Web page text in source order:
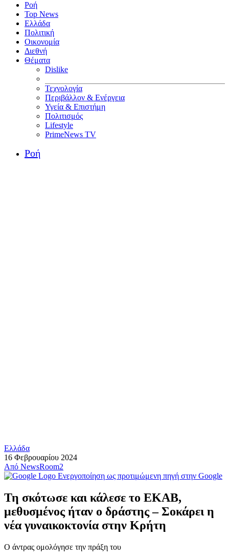
Ροή
Top News
Ελλάδα
Πολιτική
Οικονομία
Διεθνή
Θέματα
Dislike
Τεχνολογία
Περιβάλλον & Ενέργεια
Υγεία & Επιστήμη
Πολιτισμός
Lifestyle
PrimeNews TV
Ροή
Ελλάδα
16 Φεβρουαρίου 2024
Από NewsRoom2
Ενεργοποίηση ως προτιμώμενη πηγή στην Google
Τη σκότωσε και κάλεσε το ΕΚΑΒ,
μεθυσμένος ήταν ο δράστης – Σοκάρει η
νέα γυναικοκτονία στην Κρήτη
Ο άντρας ομολόγησε την πράξη του